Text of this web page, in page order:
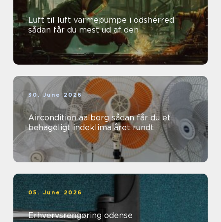
Luft til luft varmepumpe i odsherred
sådan får du mest ud af den
30. June 2026
Aircondition aalborg sådan får du et
behageligt indeklima året rundt
05. June 2026
Erhvervsrengøring odense